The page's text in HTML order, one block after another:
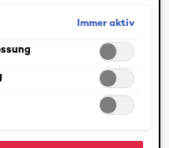
[Color]:
[Color]:
Revitalift
Filler Revitalift
FILLER ANTI-
MIT 1,5 % PURER
("Auswahl speichern"). Die
s. unsere
Immer aktiv